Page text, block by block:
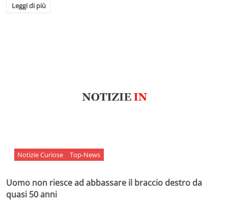
Leggi di più
Notizie Curiose Top-News
Uomo non riesce ad abbassare il braccio destro da
quasi 50 anni